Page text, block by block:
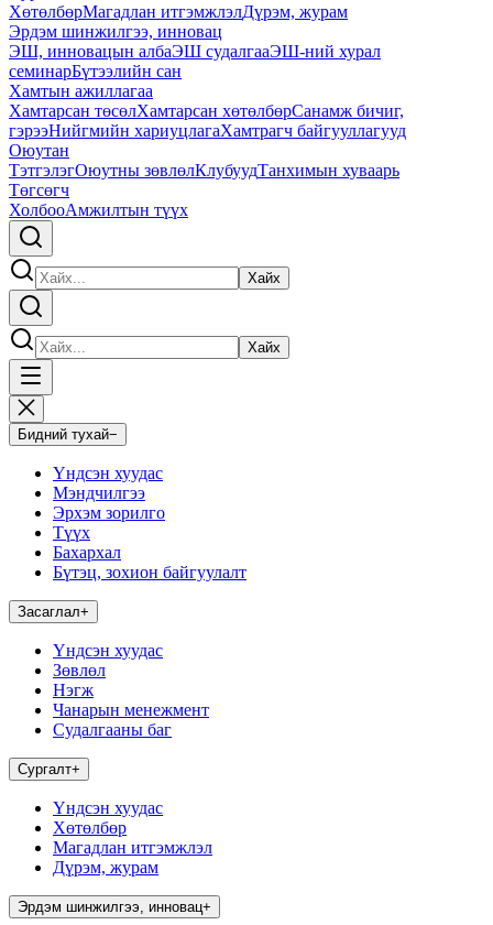
ХөтөлбөрМагадлан итгэмжлэлДүрэм, журам
Эрдэм шинжилгээ, инновац
ЭШ, инновацын албаЭШ судалгааЭШ-ний хурал
семинарБүтээлийн сан
Хамтын ажиллагаа
Хамтарсан төсөлХамтарсан хөтөлбөрСанамж бичиг,
гэрээНийгмийн хариуцлагаХамтрагч байгууллагууд
Оюутан
ТэтгэлэгОюутны зөвлөлКлубуудТанхимын хуваарь
Төгсөгч
ХолбооАмжилтын түүх
Хайх
Хайх
Бидний тухай−
Үндсэн хуудас
Мэндчилгээ
Эрхэм зорилго
Түүх
Бахархал
Бүтэц, зохион байгуулалт
Засаглал+
Үндсэн хуудас
Зөвлөл
Нэгж
Чанарын менежмент
Судалгааны баг
Сургалт+
Үндсэн хуудас
Хөтөлбөр
Магадлан итгэмжлэл
Дүрэм, журам
Эрдэм шинжилгээ, инновац+